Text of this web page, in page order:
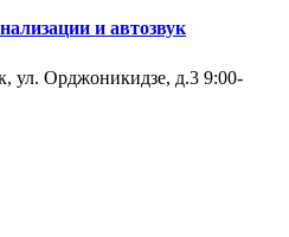
и автозвук
ул. Орджоникидзе, д.3 9:00-